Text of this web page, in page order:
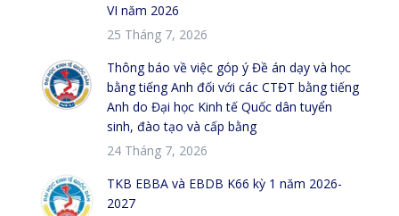
VI năm 2026
25 Tháng 7, 2026
Thông báo về việc góp ý Đề án dạy và học
bằng tiếng Anh đối với các CTĐT bằng tiếng
Anh do Đại học Kinh tế Quốc dân tuyển
sinh, đào tạo và cấp bằng
24 Tháng 7, 2026
TKB EBBA và EBDB K66 kỳ 1 năm 2026-
2027